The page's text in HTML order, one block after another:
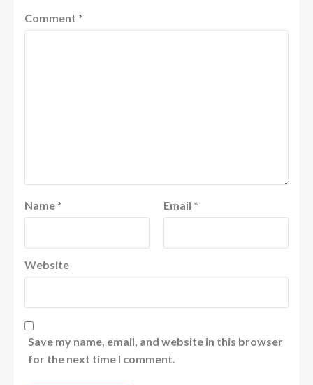
Comment *
Name * Email *
Website
Save my name, email, and website in this browser
for the next time I comment.